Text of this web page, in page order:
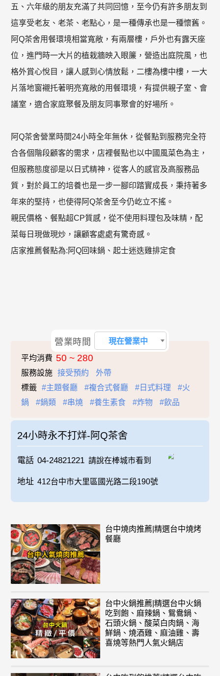
五、六年級的朋友充滿了共同回憶，至今仍有許多朋友到
這享受老友、老茶、老點心，是一種傳承也是一種懷舊。
阿Q茶舍用餐環境相當寬敞，有兩層樓，戶外也有露天座
位，進門時一大片的植栽牆映入眼簾，營造出庭院風，也
格外賞心悅目，讓人感到心情放鬆，二樓為樓中樓，一大
片落地窗襯托著明亮寬敞的用餐環境，有提供親子室、會
議室，適合家庭聚餐及朋友同事聚會的好場所。
阿Q茶舍營業時間24小時全年無休，從餐點到服務完全符
合各個階段顧客的需求，店裡餐點也以中國風菜色為主，
但服務態度卻是以日式精神，從客人的感官及高服務品
質，對於員工的培養也是一步一腳印踏實成長，秉持著多
年來的堅持，也使得阿Q茶舍至今仍屹立不搖。
親民價格、餐點超CP質感，從不使用料理包及味精，配
菜每日現做現炒，讓顧客處處有驚奇感。
店家推薦餐點為:阿Q回味鍋、起士迷迭雞排定食
平均消費 50 ~ 280
營業時間 現在營業中
服務設施 接受預約
外帶
標籤
#主題餐廳 #複合式餐廳 #日式料理
#火
鍋
#鍋類 #串燒 #養生素食 #炸物 #飲品
24小時永不打烊-阿Q茶舍
電話 04-24821221 請說在棒城市看到
地址 412台中市大里區國光路二段190號
台中燒肉推薦|精選台中燒烤
餐廳
台中火鍋推薦|精選台中火鍋
吃到飽、麻辣鍋、鴛鴦鍋、
石頭火鍋、酸菜白肉鍋、海
鮮鍋、燒酒雞、麻油雞、壽
喜燒等熱門人氣火鍋店